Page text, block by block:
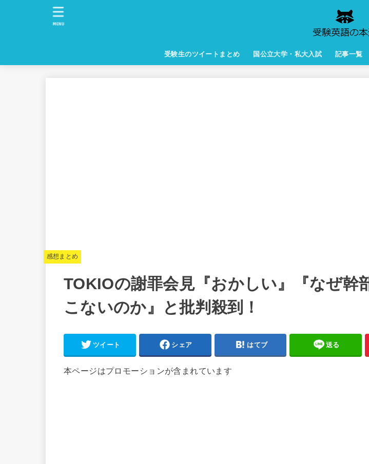
受験生のツイートまとめ 国公立大学・私大入試 記事一覧
MENU
感想まとめ
TOKIOの謝罪会見『おかしい』『なぜ幹
こないのか』と批判殺到！
ツイート シェア はてブ 送る
本ページはプロモーションが含まれています